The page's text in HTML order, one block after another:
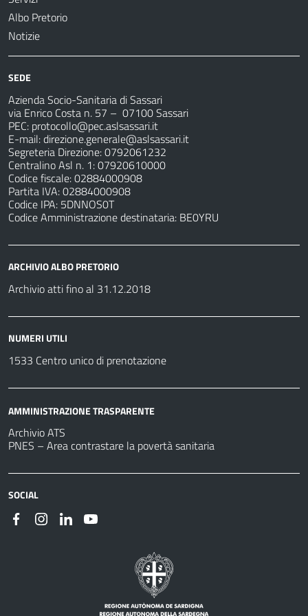
Albo Pretorio
Notizie
SEDE
Azienda Socio-Sanitaria di Sassari
via Enrico Costa n. 57 – 07100 Sassari
PEC: protocollo@pec.aslsassari.it
E-mail:direzione.generale@aslsassari.it
Segreteria Direzione: 0792061232
Centralino Asl n. 1: 07920610000
Codice fiscale: 02884000908
Partita IVA: 02884000908
Codice IPA: 5DNNOS0T
Codice Amministrazione destinataria: BE0YRU
ARCHIVIO ALBO PRETORIO
Archivio atti fino al 31.12.2018
NUMERI UTILI
1533 Centro unico di prenotazione
AMMINISTRAZIONE TRASPARENTE
Archivio ATS
PNES – Area contrastare la povertà sanitaria
SOCIAL